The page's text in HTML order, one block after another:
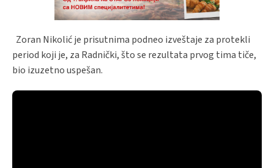
Zoran Nikolić je prisutnima podneo izveštaje za protekli
period koji je, za Radnički, što se rezultata prvog tima tiče,
bio izuzetno uspešan.